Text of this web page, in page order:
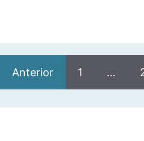
Anterior 1 …